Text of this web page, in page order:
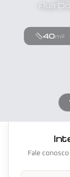
Rua
40m²
Fale